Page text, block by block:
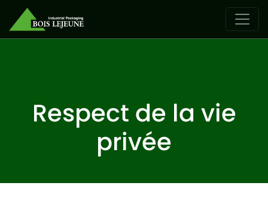
Respect de la vie
privée